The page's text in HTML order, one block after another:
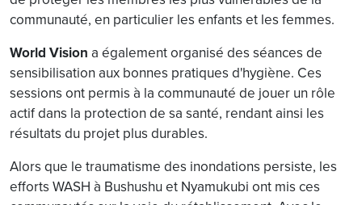
communauté, en particulier les enfants et les femmes.
World Vision a également organisé des séances de
sensibilisation aux bonnes pratiques d'hygiène. Ces
sessions ont permis à la communauté de jouer un rôle
actif dans la protection de sa santé, rendant ainsi les
résultats du projet plus durables.
Alors que le traumatisme des inondations persiste, les
efforts WASH à Bushushu et Nyamukubi ont mis ces